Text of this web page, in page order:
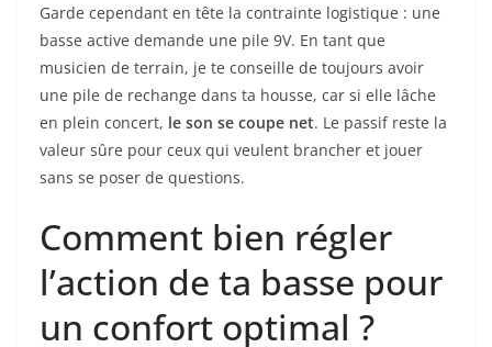
Garde cependant en tête la contrainte logistique : une
basse active demande une pile 9V. En tant que
musicien de terrain, je te conseille de toujours avoir
une pile de rechange dans ta housse, car si elle lâche
en plein concert, le son se coupe net. Le passif reste la
valeur sûre pour ceux qui veulent brancher et jouer
sans se poser de questions.
Comment bien régler
l’action de ta basse pour
un confort optimal ?